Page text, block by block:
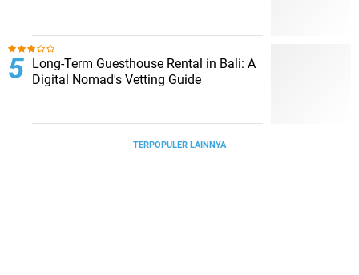
Long-Term Guesthouse Rental in Bali: A
Digital Nomad's Vetting Guide
TERPOPULER LAINNYA